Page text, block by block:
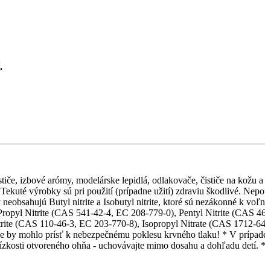
izbové arómy, modelárske lepidlá, odlakovače, čističe na kožu
výrobky sú pri použití (prípadne užití) zdraviu škodlivé.
Butyl nitrite a Isobutyl nitrite, ktoré sú nezákonné k
Nitrite (CAS 541-42-4, EC 208-779-0), Pentyl Nitrite (CAS
(CAS 110-46-3, EC 203-770-8), Isopropyl Nitrate (CAS 1712-
mohlo prísť k nebezpečnému poklesu krvného tlaku! * V
otvoreného ohňa - uchovávajte mimo dosahu a dohľadu detí.